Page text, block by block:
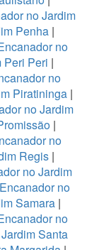
no Jardim
Penha|
no
Peri Peri |
no
Piratininga|
no Jardim
|
no
Regis |
no Jardim
Encanador no
Samara |
no
Santa